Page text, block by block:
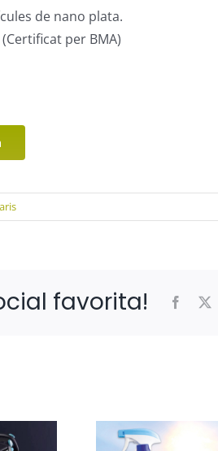
de nano plata.
per BMA)
favorita! X